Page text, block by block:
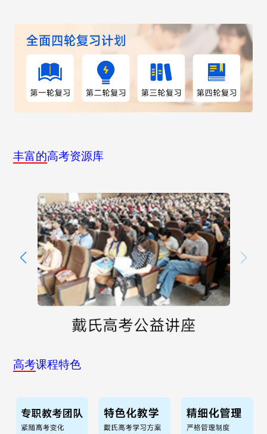
丰富的高考资源库
高考课程特色